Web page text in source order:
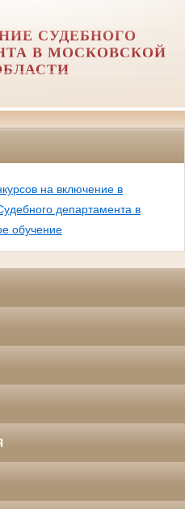
СУДЕБНОГО
В МОСКОВСКОЙ
на включение в
департамента в
обучение